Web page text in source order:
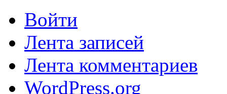
Войти
Лента записей
Лента комментариев
WordPress.org